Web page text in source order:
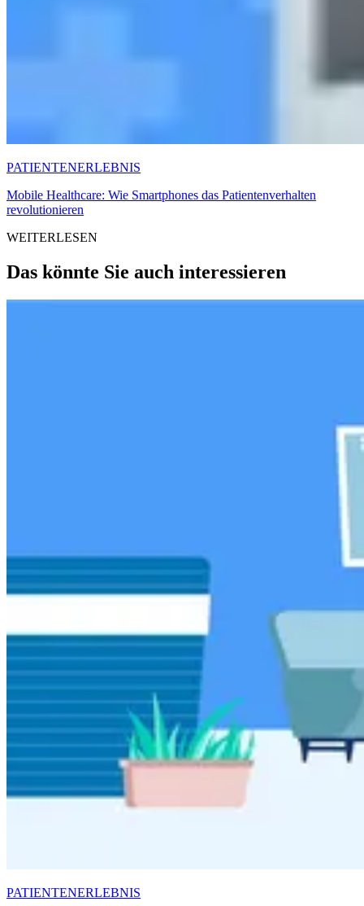
PATIENTENERLEBNIS
Mobile Healthcare: Wie Smartphones das Patientenverhalten
revolutionieren
WEITERLESEN
Das könnte Sie auch interessieren
PATIENTENERLEBNIS